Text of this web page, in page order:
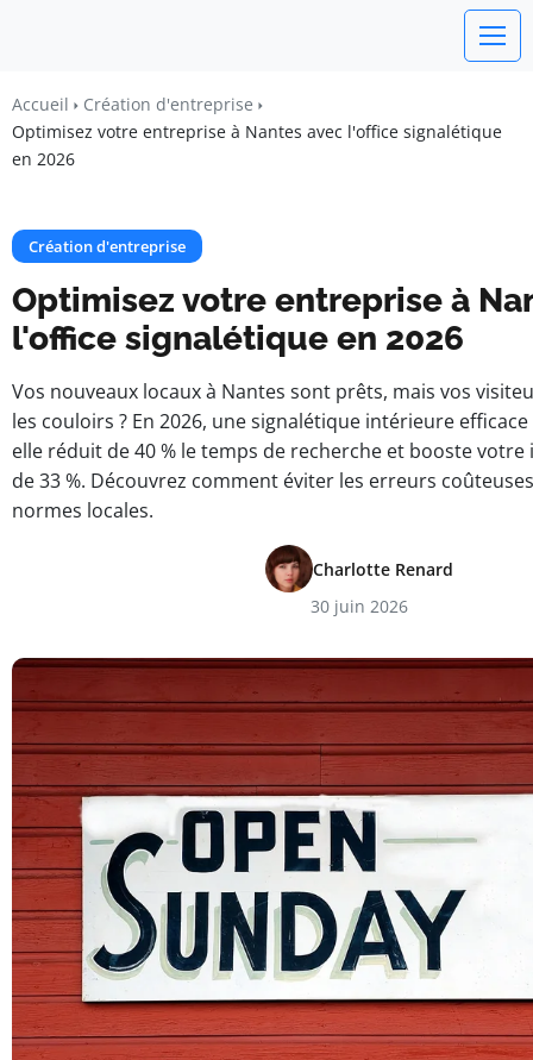
watchword
BUSINESS INSIGHTS FOR FRANCE
Accueil
Création d'entreprise
Optimisez votre entreprise à Nantes avec l'office signalétique
en 2026
Création d'entreprise
Optimisez votre entreprise à
l'office signalétique en 2026
Vos nouveaux locaux à Nantes sont prêts, mais vos
les couloirs ? En 2026, une signalétique intérieure efficace
elle réduit de 40 % le temps de recherche et booste
de 33 %. Découvrez comment éviter les erreurs
normes locales.
Charlotte Renard
30 juin 2026